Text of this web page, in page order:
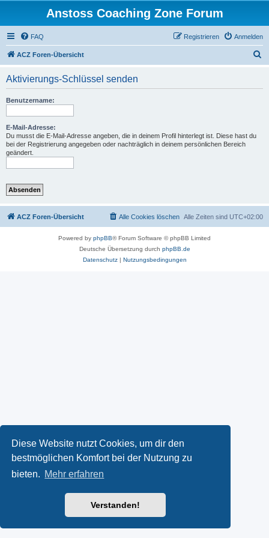
Diese Website nutzt Cookies, um dir den
bestmöglichen Komfort bei der Nutzung zu
bieten. Mehr erfahren
Verstanden!
Anstoss Coaching Zone Forum
FAQ Anmelden
Registrieren
ACZ Foren-Übersicht
Aktivierungs-Schlüssel senden
Benutzername:
E-Mail-Adresse:
Du musst die E-Mail-Adresse angeben, die in deinem Profil hinterlegt ist. Diese hast du
bei der Registrierung angegeben oder nachträglich in deinem persönlichen Bereich
geändert.
ACZ Foren-Übersicht Alle Zeiten sind UTC+02:00
Alle Cookies löschen
Powered by phpBB® Forum Software © phpBB Limited
Deutsche Übersetzung durch phpBB.de
Datenschutz| Nutzungsbedingungen